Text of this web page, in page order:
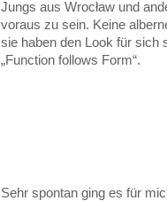
Jungs aus Wrocław und
voraus zu sein. Keine
sie haben den Look für sich
„Function follows Form“.
Sehr spontan ging es für